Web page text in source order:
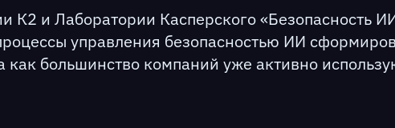
К2 и Лаборатории Касперского «Безопасность
управления безопасностью ИИ
как большинство компаний уже активно